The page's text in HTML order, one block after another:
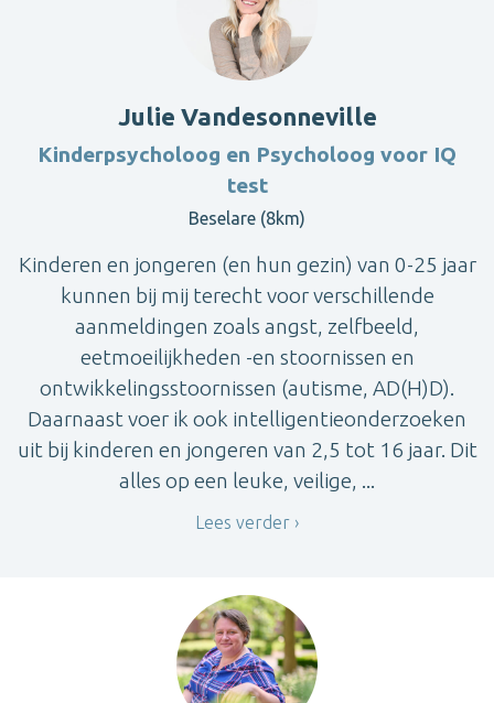
Julie Vandesonneville
Kinderpsycholoog en Psycholoog voor IQ
test
Beselare (8km)
Kinderen en jongeren (en hun gezin) van 0-25 jaar
kunnen bij mij terecht voor verschillende
aanmeldingen zoals angst, zelfbeeld,
eetmoeilijkheden -en stoornissen en
ontwikkelingsstoornissen (autisme, AD(H)D).
Daarnaast voer ik ook intelligentieonderzoeken
uit bij kinderen en jongeren van 2,5 tot 16 jaar. Dit
alles op een leuke, veilige, ...
Lees verder